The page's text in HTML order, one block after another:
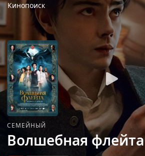
Кинопоиск
СЕМЕЙНЫЙ
Волшебная флейта